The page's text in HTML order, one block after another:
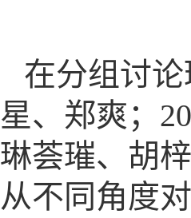
在分组讨
星、郑爽；
琳荟璀、胡
从不同角度